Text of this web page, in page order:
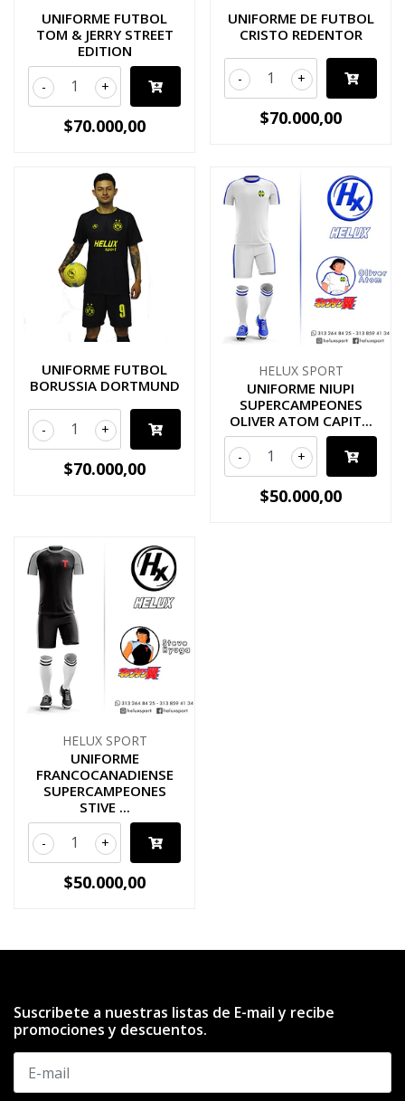
UNIFORME FUTBOL
TOM & JERRY STREET
EDITION
+
-
$70.000,00
UNIFORME DE FUTBOL
CRISTO REDENTOR
+
-
$70.000,00
UNIFORME FUTBOL
BORUSSIA DORTMUND
+
-
$70.000,00
HELUX SPORT
UNIFORME NIUPI
SUPERCAMPEONES
OLIVER ATOM CAPIT...
+
-
$50.000,00
HELUX SPORT
UNIFORME
FRANCOCANADIENSE
SUPERCAMPEONES
STIVE ...
+
-
$50.000,00
Suscribete a nuestras listas de E-mail y recibe
promociones y descuentos.